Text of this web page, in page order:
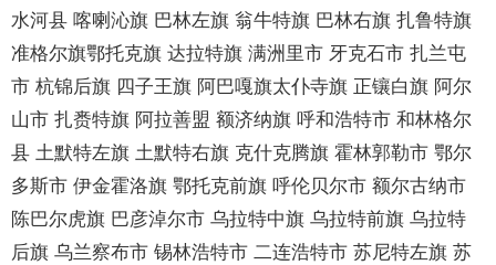
水河县 喀喇沁旗 巴林左旗 翁牛特旗 巴林右旗 扎鲁特旗
准格尔旗鄂托克旗 达拉特旗 满洲里市 牙克石市 扎兰屯
市 杭锦后旗 四子王旗 阿巴嘎旗太仆寺旗 正镶白旗 阿尔
山市 扎赉特旗 阿拉善盟 额济纳旗 呼和浩特市 和林格尔
县 土默特左旗 土默特右旗 克什克腾旗 霍林郭勒市 鄂尔
多斯市 伊金霍洛旗 鄂托克前旗 呼伦贝尔市 额尔古纳市
陈巴尔虎旗 巴彦淖尔市 乌拉特中旗 乌拉特前旗 乌拉特
后旗 乌兰察布市 锡林浩特市 二连浩特市 苏尼特左旗 苏